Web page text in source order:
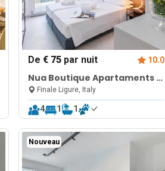
De € 75par nuit 10.0
Nua Boutique Apartaments 18
Towncentre
Finale Ligure, Italy
4 1 1
Nouveau